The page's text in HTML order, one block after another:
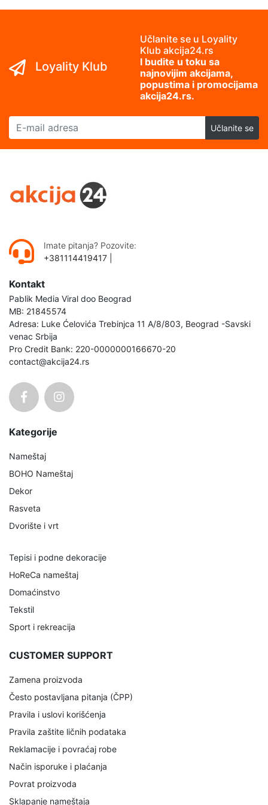
Loyality Klub
Učlanite se u Loyality
Klub akcija24.rs
I budite u toku sa
najnovijim akcijama,
popustima i promocijama
akcija24.rs.
E-mail adresa
Učlanite se
Imate pitanja? Pozovite:
+381114419417
Kontakt
Pablik Media Viral doo Beograd
MB: 21845574
Adresa: Luke Ćelovića Trebinjca 11 A/8/803, Beograd -Savski
venac Srbija
Pro Credit Bank: 220-0000000166670-20
contact@akcija24.rs
Kategorije
Nameštaj
BOHO Nameštaj
Dekor
Rasveta
Dvorište i vrt
Tepisi i podne dekoracije
HoReCa nameštaj
Domaćinstvo
Tekstil
Sport i rekreacija
CUSTOMER SUPPORT
Zamena proizvoda
Često postavljana pitanja (ČPP)
Pravila i uslovi korišćenja
Pravila zaštite ličnih podataka
Reklamacije i povraćaj robe
Način isporuke i plaćanja
Povrat proizvoda
Sklapanje nameštaja